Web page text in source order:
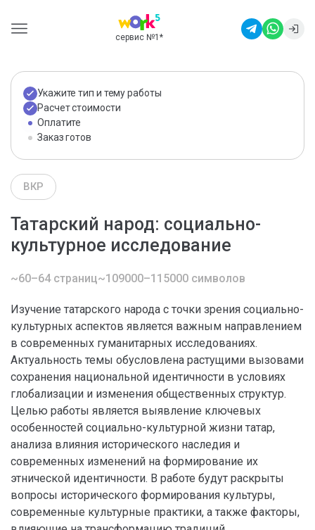
сервис №1 *
Укажите тип и тему работы
Расчет стоимости
Оплатите
Заказ готов
ВКР
Татарский народ: социально-
культурное исследование
~60–64 страниц~109000–115000 символов
Изучение татарского народа с точки зрения социально-
культурных аспектов является важным направлением
в современных гуманитарных исследованиях.
Актуальность темы обусловлена растущими вызовами
сохранения национальной идентичности в условиях
глобализации и изменения общественных структур.
Целью работы является выявление ключевых
особенностей социально-культурной жизни татар,
анализа влияния исторического наследия и
современных изменений на формирование их
этнической идентичности. В работе будут раскрыты
вопросы исторического формирования культуры,
современные культурные практики, а также факторы,